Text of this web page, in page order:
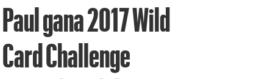
Paul gana 2017 Wild
Card Challenge